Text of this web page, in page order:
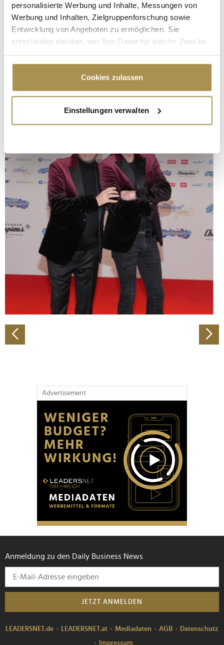
personalisierte Werbung und Inhalte, Messungen von
Werbung und Inhalten, Zielgruppenforschung sowie
Entwicklung von Angeboten zu ermöglichen. Sie
entscheiden darüber, wer Ihre Daten für welche Zwecke
Cookie-Erklärung oder durch Klicken auf das Privacy
Trigger Symbol ändern oder widerrufen
Informationen über Ihre geografische Lage
erfassen, welche bis auf einige Meter genau sein
bestimmten Merkmalen (Fingerprinting) identifizieren
Erfahren Sie mehr darüber, wie Ihre persönlichen Daten
verarbeitet werden, und legen Sie Ihre Präferenzen im
Abschnitt Einzelheitenfest.
Wir verwenden Cookies, um Inhalte und Anzeigen zu
personalisieren, Funktionen für soziale Medien anbieten
zu können und die Zugriffe auf unsere Website zu
analysieren. Außerdem geben wir Informationen zu Ihrer
Verwendung unserer Website an unsere Partner für
soziale Medien, Werbung und Analysen weiter. Unsere
Partner führen diese Informationen möglicherweise mit
weiteren Daten zusammen, die Sie ihnen bereitgestellt
gesammelt haben.
Cookies zulassen
Einstellungen verwalten
Advertisement
Anmeldung zu den Daily Business News
JETZT ANMELDEN
LEADERSNET.de LEADERSNET.at Mediadaten AGB
Datenschutz
Impressum